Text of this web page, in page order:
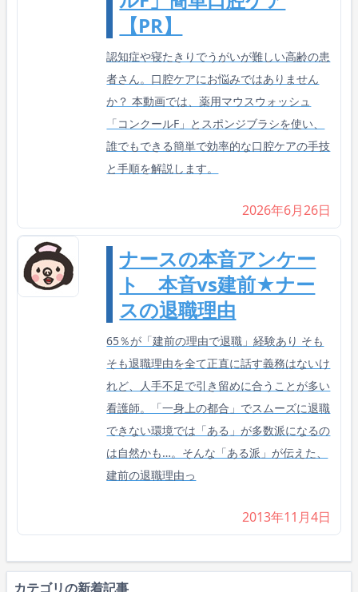
【PR】
認知症や寝たきりでうがいが難しい高齢の患
者さん。口腔ケアにお悩みではありません
か？ 本動画では、薬用マウスウォッシュ
「コンクールF」とスポンジブラシを使い、
誰でもできる簡単で効率的な口腔ケアの手技
と手順を解説します。
2026年6月26日
ナースの本音アンケー
ト 本音vs建前★ナー
スの退職理由
65％が「建前の理由で退職」経験あり そも
そも退職理由を全て正直に話す義務はないけ
れど、人手不足で引き留めに合うことが多い
看護師。「一身上の都合」でスムーズに退職
できない環境では「ある」が多数派になるの
は自然かも…。そんな「ある派」が伝えた、
建前の退職理由っ
2013年11月4日
カテゴリの新着記事